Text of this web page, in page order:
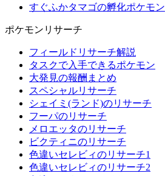
すぐふかタマゴの孵化ポケモン
ポケモンリサーチ
フィールドリサーチ解説
タスクで入手できるポケモン
大発見の報酬まとめ
スペシャルリサーチ
シェイミ(ランド)のリサーチ
フーパのリサーチ
メロエッタのリサーチ
ビクティニのリサーチ
色違いセレビィのリサーチ1
色違いセレビィのリサーチ2